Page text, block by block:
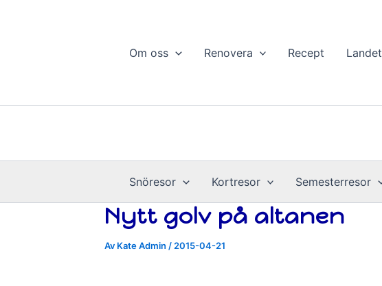
Om oss Renovera Recept Landet
Snöresor Kortresor Semesterresor
Nytt golv på altanen
Av Kate Admin / 2015-04-21